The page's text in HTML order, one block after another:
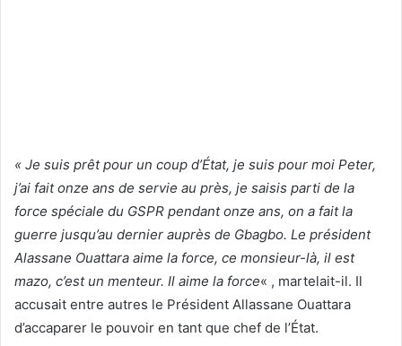
« Je suis prêt pour un coup d’État, je suis pour moi Peter,
j’ai fait onze ans de servie au près, je saisis parti de la
force spéciale du GSPR pendant onze ans, on a fait la
guerre jusqu’au dernier auprès de Gbagbo. Le président
Alassane Ouattara aime la force, ce monsieur-là, il est
mazo, c’est un menteur. Il aime la force« , martelait-il. Il
accusait entre autres le Président Allassane Ouattara
d’accaparer le pouvoir en tant que chef de l’État.